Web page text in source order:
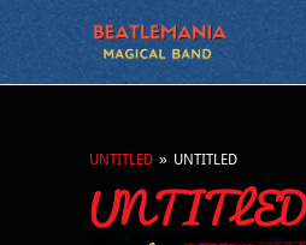
UNTITLED » UNTITLED
UNTITLED